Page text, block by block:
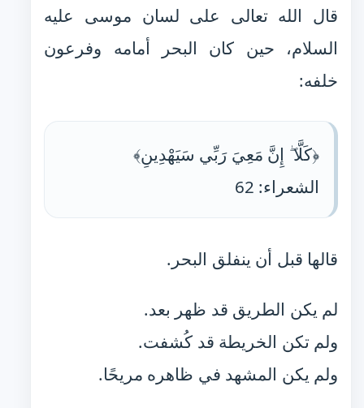
قال الله تعالى على لسان موسى عليه
السلام، حين كان البحر أمامه وفرعون
خلفه:
﴿كَلَّا ۖ إِنَّ مَعِيَ رَبِّي سَيَهْدِينِ﴾
الشعراء: 62
قالها قبل أن ينفلق البحر.
لم يكن الطريق قد ظهر بعد.
ولم تكن الخريطة قد كُشفت.
ولم يكن المشهد في ظاهره مريحًا.